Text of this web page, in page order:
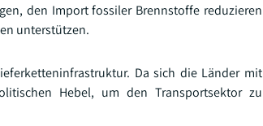
den Import fossiler Brennstoffe reduzieren
unterstützen.
Da sich die Länder mit
Hebel, um den Transportsektor zu